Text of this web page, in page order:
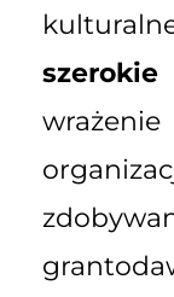
szerokie